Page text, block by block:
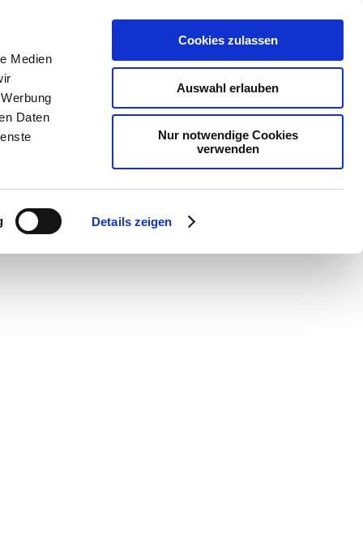
Medien
Daten
Details zeigen
Cookies zulassen
Auswahl erlauben
Nur notwendige Cookies
verwenden